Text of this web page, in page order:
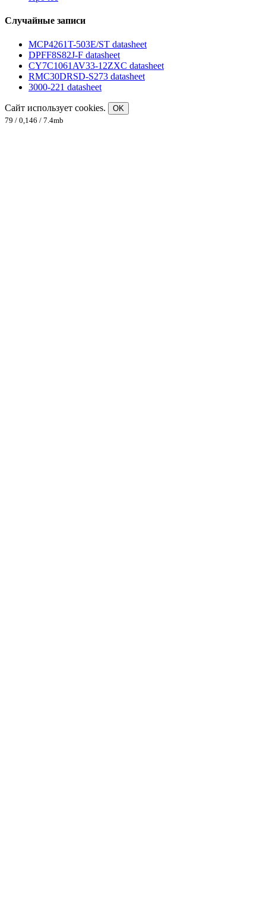
Случайные записи
MCP4261T-503E/ST datasheet
DPFF8S82J-F datasheet
CY7C1061AV33-12ZXC datasheet
RMC30DRSD-S273 datasheet
3000-221 datasheet
Сайт использует cookies.
OK
79 / 0,146 / 7.4mb